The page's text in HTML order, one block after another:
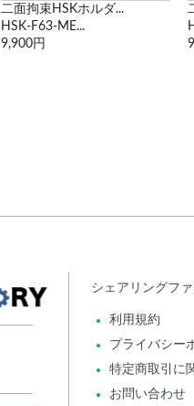
二面拘束HSKホルダ...
HSK-F63-ME...
9,900円
シェアリングフ
利用規約
プライバシー
特定商取引に
お問い合わせ